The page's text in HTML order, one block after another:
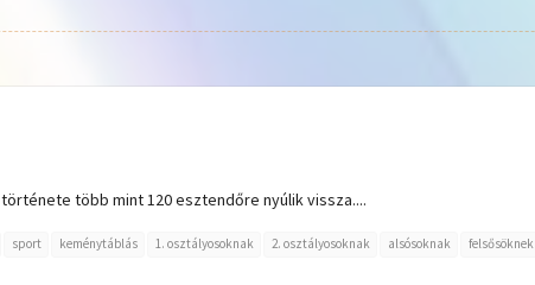
több mint 120 esztendőre nyúlik vissza....
sport keménytáblás 1. osztályosoknak 2. osztályosoknak alsósoknak
felsősöknek